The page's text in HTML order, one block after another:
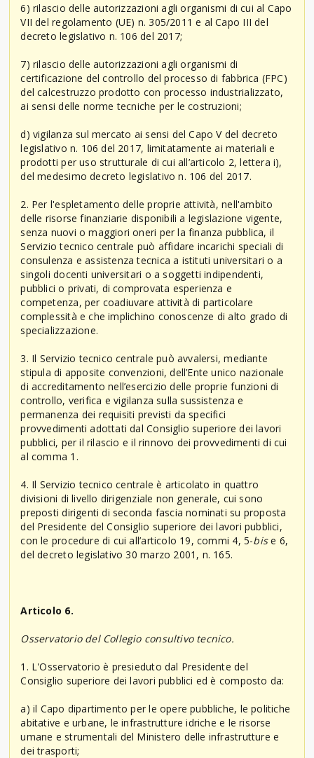
6) rilascio delle autorizzazioni agli organismi di cui al Capo
VII del regolamento (UE) n. 305/2011 e al Capo III del
decreto legislativo n. 106 del 2017;
7) rilascio delle autorizzazioni agli organismi di
certificazione del controllo del processo di fabbrica (FPC)
del calcestruzzo prodotto con processo industrializzato,
ai sensi delle norme tecniche per le costruzioni;
d) vigilanza sul mercato ai sensi del Capo V del decreto
legislativo n. 106 del 2017, limitatamente ai materiali e
prodotti per uso strutturale di cui all’articolo 2, lettera i),
del medesimo decreto legislativo n. 106 del 2017.
2. Per l'espletamento delle proprie attività, nell'ambito
delle risorse finanziarie disponibili a legislazione vigente,
senza nuovi o maggiori oneri per la finanza pubblica, il
Servizio tecnico centrale può affidare incarichi speciali di
consulenza e assistenza tecnica a istituti universitari o a
singoli docenti universitari o a soggetti indipendenti,
pubblici o privati, di comprovata esperienza e
competenza, per coadiuvare attività di particolare
complessità e che implichino conoscenze di alto grado di
specializzazione.
3. Il Servizio tecnico centrale può avvalersi, mediante
stipula di apposite convenzioni, dell’Ente unico nazionale
di accreditamento nell’esercizio delle proprie funzioni di
controllo, verifica e vigilanza sulla sussistenza e
permanenza dei requisiti previsti da specifici
provvedimenti adottati dal Consiglio superiore dei lavori
pubblici, per il rilascio e il rinnovo dei provvedimenti di cui
al comma 1.
4. Il Servizio tecnico centrale è articolato in quattro
divisioni di livello dirigenziale non generale, cui sono
preposti dirigenti di seconda fascia nominati su proposta
del Presidente del Consiglio superiore dei lavori pubblici,
con le procedure di cui all’articolo 19, commi 4, 5-bise 6,
del decreto legislativo 30 marzo 2001, n. 165.
Articolo 6.
Osservatorio del Collegio consultivo tecnico.
1. L'Osservatorio è presieduto dal Presidente del
Consiglio superiore dei lavori pubblici ed è composto da:
a) il Capo dipartimento per le opere pubbliche, le politiche
abitative e urbane, le infrastrutture idriche e le risorse
umane e strumentali del Ministero delle infrastrutture e
dei trasporti;